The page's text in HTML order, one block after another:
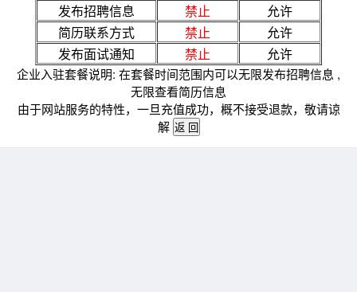
发布招聘信息
禁止
允许
简历联系方式
禁止
允许
发布面试通知
禁止 允许
企业入驻套餐说明: 在套餐时间范围内可以无限发布招聘信息 ,
无限查看简历信息
由于网站服务的特性，一旦充值成功，概不接受退款，敬请谅
解